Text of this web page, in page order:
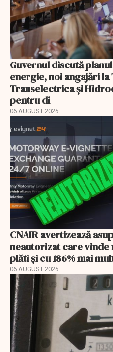
Guvernul discută
energie, noi angajări la
Transelectrica și
pentru di
06 AUGUST 2026
CNAIR avertizează
neautorizat care
plăti și cu 186% mai
06 AUGUST 2026